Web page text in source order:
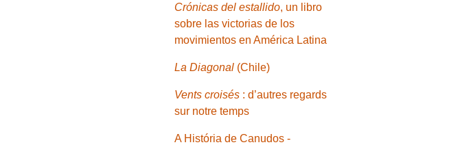
Crónicas del estallido, un libro
sobre las victorias de los
movimientos en América Latina
La Diagonal (Chile)
Vents croisés : d’autres regards
sur notre temps
A História de Canudos -